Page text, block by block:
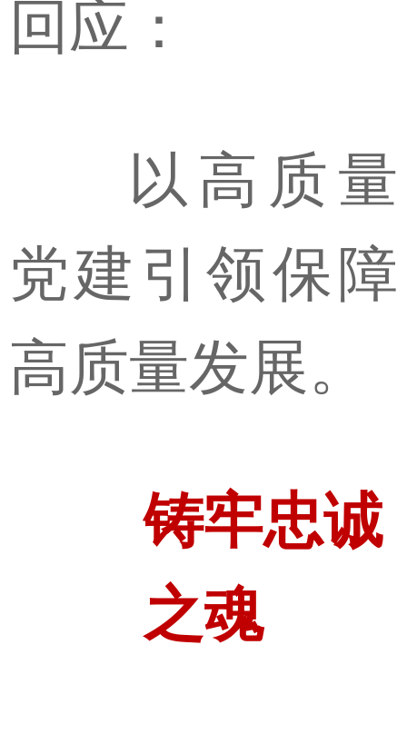
回应：
以高质量
党建引领保障
高质量发展。
铸牢忠诚
之魂